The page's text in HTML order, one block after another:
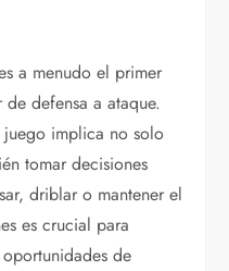
a menudo el primer
defensa a ataque.
implica no solo
tomar decisiones
driblar o mantener el
es crucial para
de